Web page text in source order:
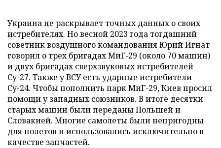
Украина не раскрывает точных данных о своих
истребителях. Но весной 2023 года тогдашний
советник воздушного командования Юрий Игнат
говорил о трех бригадах МиГ-29 (около 70 машин)
и двух бригадах сверхзвуковых истребителей
Су-27. Также у ВСУ есть ударные истребители
Су-24. Чтобы пополнить парк МиГ-29, Киев просил
помощи у западных союзников. В итоге десятки
старых машин были переданы Польшей и
Словакией. Многие самолеты были непригодны
для полетов и использовались исключительно в
качестве запчастей.